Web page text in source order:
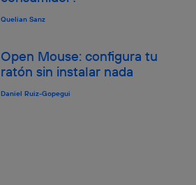
Quelian Sanz
Open Mouse: configura tu
ratón sin instalar nada
Daniel Ruiz-Gopegui